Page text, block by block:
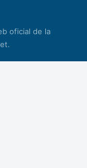
oficial de la